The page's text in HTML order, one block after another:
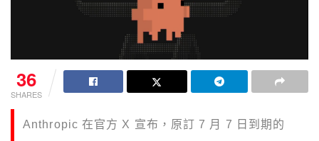
36
SHARES
Anthropic 在官方 X 宣布，原訂 7 月 7 日到期的